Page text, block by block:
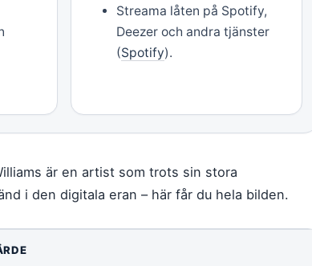
Streama låten på Spotify,
Deezer och andra tjänster
(Spotify).
är en artist som trots sin stora
i den digitala eran – här får du hela bilden.